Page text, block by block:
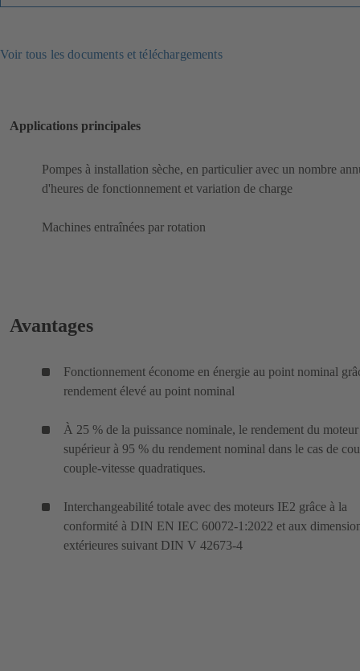
Voir tous les documents et téléchargements
Applications principales
Pompes à installation sèche, en particulier avec un nombre
d'heures de fonctionnement et variation de charge
Machines entraînées par rotation
Avantages
Fonctionnement économe en énergie au point nominal
rendement élevé au point nominal
À 25 % de la puissance nominale, le rendement du moteur
supérieur à 95 % du rendement nominal dans le cas de
couple-vitesse quadratiques.
Interchangeabilité totale avec des moteurs IE2 grâce à la
conformité à DIN EN IEC 60072-1:2022 et aux
extérieures suivant DIN V 42673-4